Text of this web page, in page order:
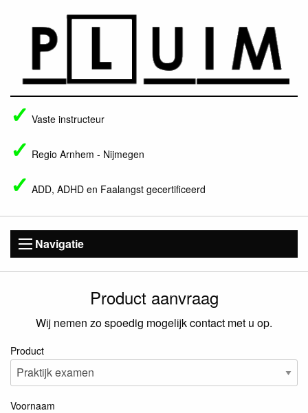
Vaste instructeur
Regio Arnhem - Nijmegen
ADD, ADHD en Faalangst gecertificeerd
Navigatie
Product aanvraag
Wij nemen zo spoedig mogelijk contact met u op.
Product
Voornaam